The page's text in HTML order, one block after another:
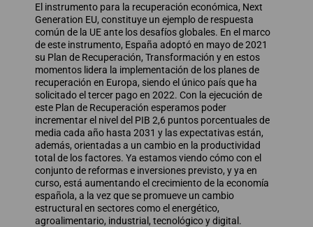
El instrumento para la recuperación económica, Next
Generation EU, constituye un ejemplo de respuesta
común de la UE ante los desafíos globales. En el marco
de este instrumento, España adoptó en mayo de 2021
su Plan de Recuperación, Transformación y en estos
momentos lidera la implementación de los planes de
recuperación en Europa, siendo el único país que ha
solicitado el tercer pago en 2022. Con la ejecución de
este Plan de Recuperación esperamos poder
incrementar el nivel del PIB 2,6 puntos porcentuales de
media cada año hasta 2031 y las expectativas están,
además, orientadas a un cambio en la productividad
total de los factores. Ya estamos viendo cómo con el
conjunto de reformas e inversiones previsto, y ya en
curso, está aumentando el crecimiento de la economía
española, a la vez que se promueve un cambio
estructural en sectores como el energético,
agroalimentario, industrial, tecnológico y digital.